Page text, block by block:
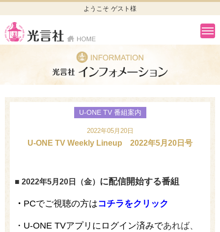
ようこそ ゲスト様
U-ONE TV 番組案内
2022年05月20日
U-ONE TV Weekly Lineup 2022年5月20日号
■ 2022年5月20 日（金） に配信開始する番組
・ PCでご視聴の方はコチラをクリック
・U-ONE TVアプリにログイン済みであれば、